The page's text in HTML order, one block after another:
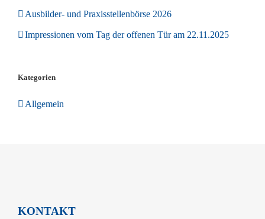
Ausbilder- und Praxisstellenbörse 2026
Impressionen vom Tag der offenen Tür am 22.11.2025
Kategorien
Allgemein
KONTAKT